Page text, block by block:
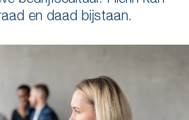
en daad bijstaan.